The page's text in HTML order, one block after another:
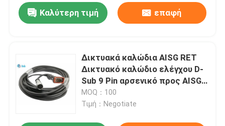
Καλύτερη τιμή επαφή
Δικτυακά καλώδια AISG RET
Δικτυακό καλώδιο ελέγχου D-
Sub 9 Pin αρσενικό προς AISG 8
Pin θηλυκό 10 μέτρα
MOQ：100
Τιμή：Negotiate